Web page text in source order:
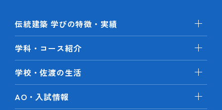
伝統建築 学びの特徴・実績
学科・コース紹介
学校・佐渡の生活
AO・入試情報